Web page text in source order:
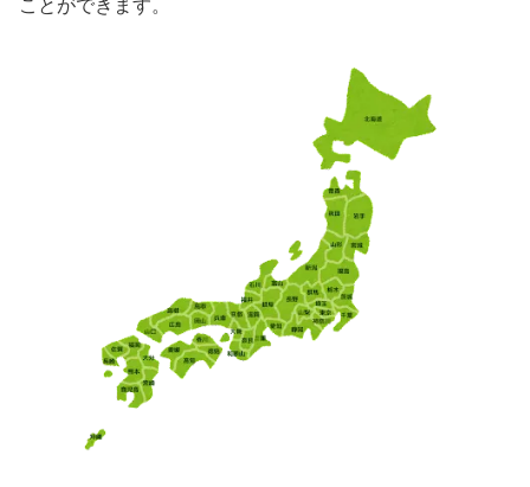
ことができます。